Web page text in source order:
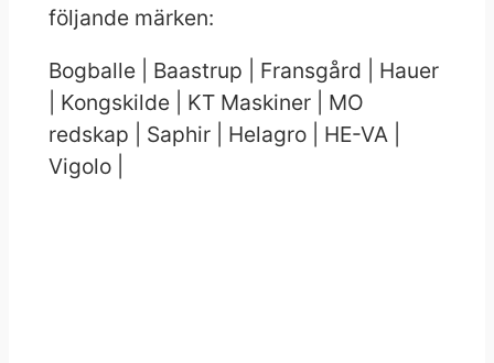
följande märken:
Bogballe | Baastrup | Fransgård | Hauer
| Kongskilde | KT Maskiner | MO
redskap | Saphir | Helagro | HE-VA |
Vigolo |